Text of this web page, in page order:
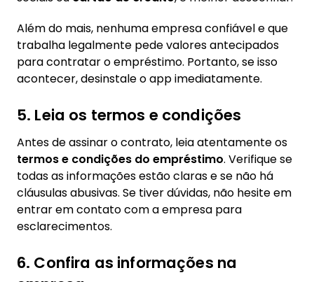
Além do mais, nenhuma empresa confiável e que
trabalha legalmente pede valores antecipados
para contratar o empréstimo. Portanto, se isso
acontecer, desinstale o app imediatamente.
5. Leia os termos e condições
Antes de assinar o contrato, leia atentamente os
termos e condições do empréstimo. Verifique se
todas as informações estão claras e se não há
cláusulas abusivas. Se tiver dúvidas, não hesite em
entrar em contato com a empresa para
esclarecimentos.
6. Confira as informações na